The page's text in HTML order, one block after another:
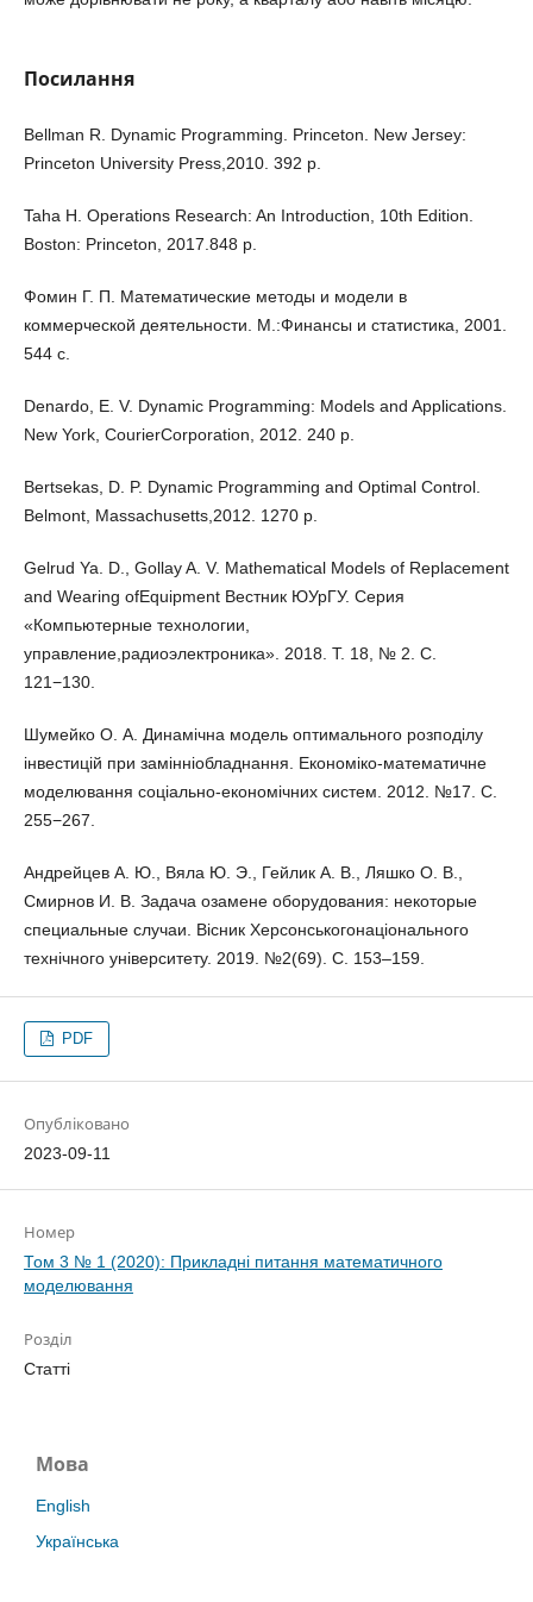
Посилання
Bellman R. Dynamic Programming. Princeton. New Jersey:
Princeton University Press,2010. 392 p.
Taha H. Operations Research: An Introduction, 10th Edition.
Boston: Princeton, 2017.848 p.
Фомин Г. П. Математические методы и модели в
коммерческой деятельности. М.:Финансы и статистика, 2001.
544 с.
Denardo, E. V. Dynamic Programming: Models and Applications.
New York, CourierCorporation, 2012. 240 p.
Bertsekas, D. P. Dynamic Programming and Optimal Control.
Belmont, Massachusetts,2012. 1270 p.
Gelrud Ya. D., Gollay A. V. Mathematical Models of Replacement
and Wearing ofEquipment Вестник ЮУрГУ. Серия
«Компьютерные технологии,
управление,радиоэлектроника». 2018. Т. 18, № 2. С.
121−130.
Шумейко О. А. Динамічна модель оптимального розподілу
інвестицій при замінніобладнання. Економіко-математичне
моделювання соціально-економічних систем. 2012. №17. С.
255−267.
Андрейцев А. Ю., Вяла Ю. Э., Гейлик А. В., Ляшко О. В.,
Смирнов И. В. Задача озамене оборудования: некоторые
специальные случаи. Вісник Херсонськогонаціонального
технічного університету. 2019. №2(69). С. 153–159.
PDF
Опубліковано
2023-09-11
Номер
Том 3 № 1 (2020): Прикладні питання математичного
моделювання
Розділ
Статті
Мова
English
Українська